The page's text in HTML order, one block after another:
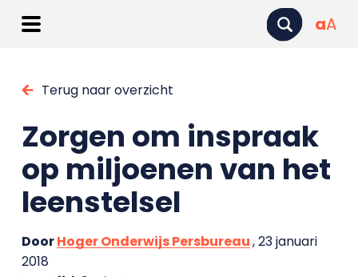
aA
Terug naar overzicht
Zorgen om inspraak
op miljoenen van het
leenstelsel
DoorHoger Onderwijs Persbureau, 23 januari
2018